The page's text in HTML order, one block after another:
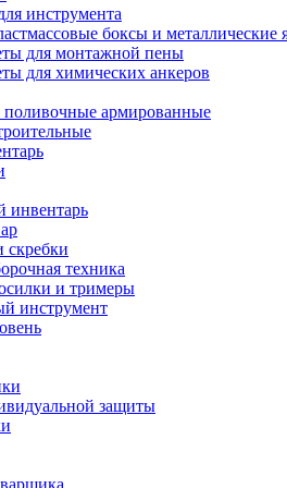
инструмента
боксы и металлические
для монтажной пены
для химических анкеров
армированные
инвентарь
техника
и тримеры
инструмент
защиты